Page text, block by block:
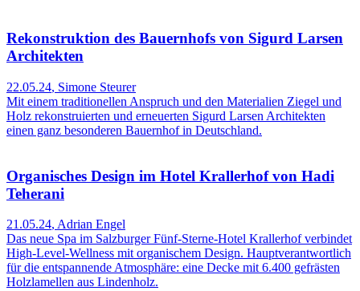
Rekonstruktion des Bauernhofs von Sigurd Larsen
Architekten
22.05.24, Simone Steurer
Mit einem traditionellen Anspruch und den Materialien Ziegel und
Holz rekonstruierten und erneuerten Sigurd Larsen Architekten
einen ganz besonderen Bauernhof in Deutschland.
Organisches Design im Hotel Krallerhof von Hadi
Teherani
21.05.24, Adrian Engel
Das neue Spa im Salzburger Fünf-Sterne-Hotel Krallerhof verbindet
High-Level-Wellness mit organischem Design. Hauptverantwortlich
für die entspannende Atmosphäre: eine Decke mit 6.400 gefrästen
Holzlamellen aus Lindenholz.